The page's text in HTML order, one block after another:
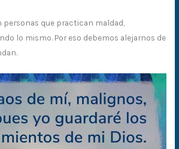
que practican maldad,
lo mismo. Por eso debemos alejarnos de